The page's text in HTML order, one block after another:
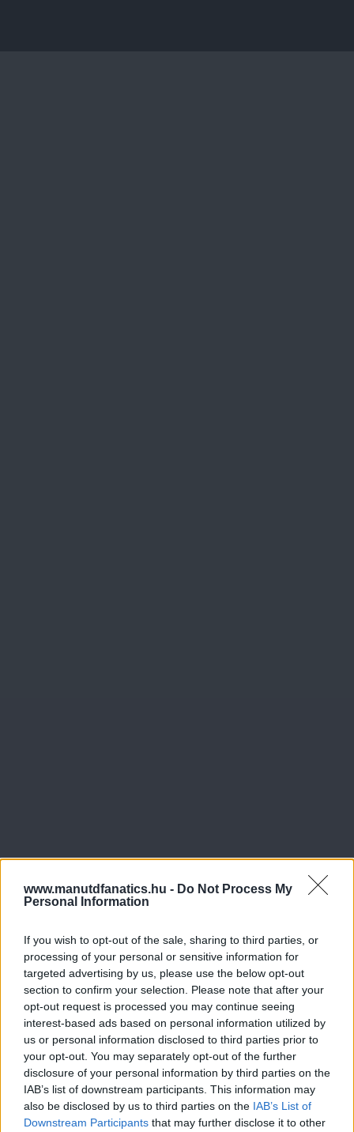
www.manutdfanatics.hu - Do Not Process My
Personal Information
If you wish to opt-out of the sale, sharing to third parties, or
processing of your personal or sensitive information for
targeted advertising by us, please use the below opt-out
section to confirm your selection. Please note that after your
opt-out request is processed you may continue seeing
interest-based ads based on personal information utilized by
us or personal information disclosed to third parties prior to
your opt-out. You may separately opt-out of the further
disclosure of your personal information by third parties on the
IAB’s list of downstream participants. This information may
also be disclosed by us to third parties on the IAB’s List of
Downstream Participants that may further disclose it to other